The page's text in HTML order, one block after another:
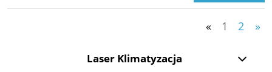
« 1 2 »
Laser Klimatyzacja